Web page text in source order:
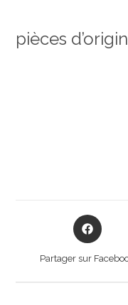
pièces
Opens
in
Partager sur